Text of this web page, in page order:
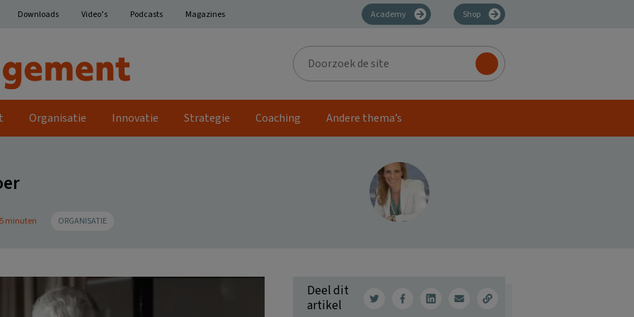
Downloads Video’s Podcasts Magazines Academy Shop
Doorzoek
de
site
Organisatie Innovatie Strategie Coaching Andere thema’s
minuten ORGANISATIE
Deel dit
artikel